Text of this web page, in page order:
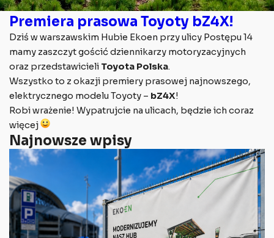
Premiera prasowa Toyoty bZ4X!
Dziś w warszawskim Hubie Ekoen przy ulicy Postępu 14
mamy zaszczyt gościć dziennikarzy motoryzacyjnych
oraz przedstawicieli Toyota Polska.
Wszystko to z okazji premiery prasowej najnowszego,
elektrycznego modelu Toyoty – bZ4X!
Robi wrażenie! Wypatrujcie na ulicach, będzie ich coraz
więcej
Najnowsze wpisy